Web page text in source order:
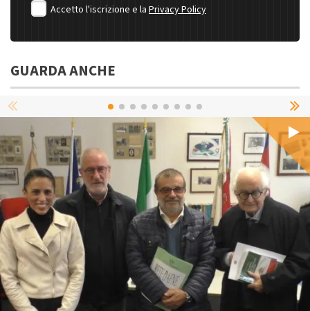
Accetto l'iscrizione e la Privacy Policy
GUARDA ANCHE